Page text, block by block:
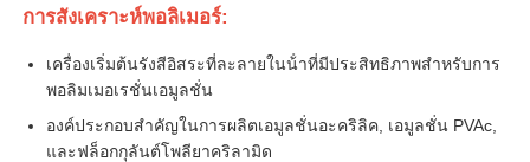
ทัวร์โรงงาน
ควบคุมคุณภาพ
การสังเคราะห์พอลิเมอร์:
เครื่องเริ่มต้นรังสีอิสระที่ละลายในน้ําที่มีประสิทธิภาพสําหรับการ
พอลิมเมอเรชั่นเอมูลชั่น
องค์ประกอบสําคัญในการผลิตเอมูลชั่นอะคริลิค, เอมูลชั่น PVAc,
และฟล็อกกุลันต์โพลียาคริลามิด